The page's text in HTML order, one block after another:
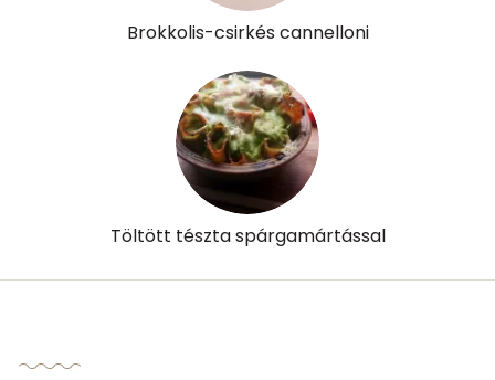
Brokkolis-csirkés cannelloni
Töltött tészta spárgamártással